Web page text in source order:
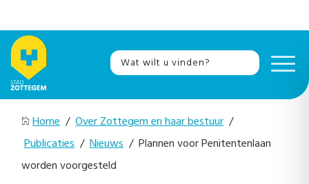
Home / Over Zottegem en haar bestuur /
Publicaties / Nieuws / Plannen voor Penitentenlaan
worden voorgesteld